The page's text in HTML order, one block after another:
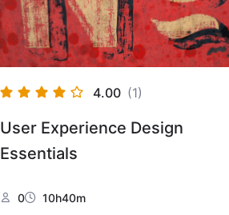
4.00 (1)
User Experience Design
Essentials
0 10h40m